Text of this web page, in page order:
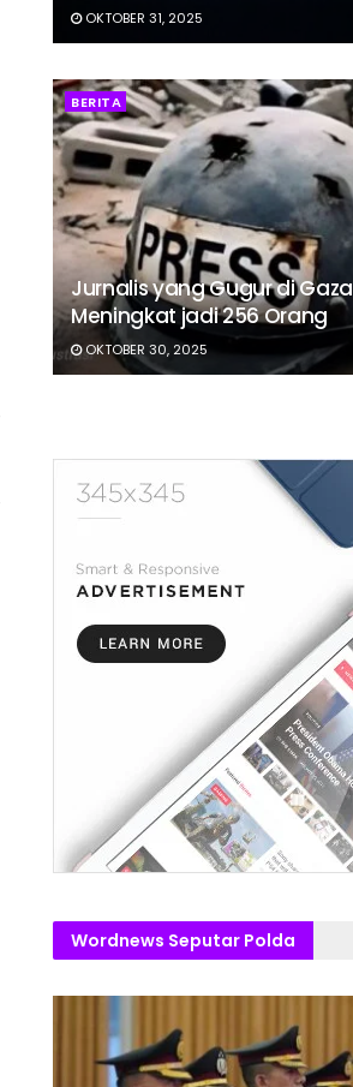
OKTOBER 31, 2025
BERITA
Jurnalis yang Gugur di Gaza
Meningkat jadi 256 Orang
OKTOBER 30, 2025
Wordnews Seputar Polda